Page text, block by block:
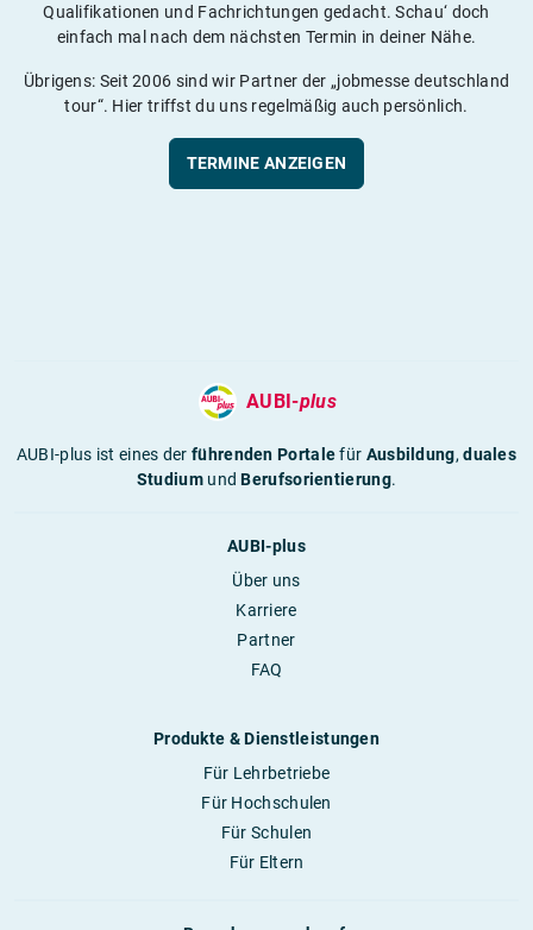
Qualifikationen und Fachrichtungen gedacht. Schau‘ doch
einfach mal nach dem nächsten Termin in deiner Nähe.
Übrigens: Seit 2006 sind wir Partner der „jobmesse deutschland
tour“. Hier triffst du uns regelmäßig auch persönlich.
TERMINE ANZEIGEN
AUBI-plus
AUBI-plus ist eines derführenden Portalefür Ausbildung,duales
StudiumundBerufsorientierung.
AUBI-plus
Über uns
Karriere
Partner
FAQ
Produkte & Dienstleistungen
Für Lehrbetriebe
Für Hochschulen
Für Schulen
Für Eltern